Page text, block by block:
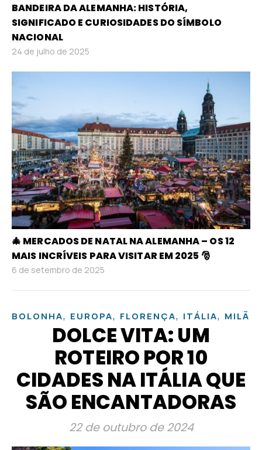
BANDEIRA DA ALEMANHA: HISTÓRIA,
SIGNIFICADO E CURIOSIDADES DO SÍMBOLO
NACIONAL
24 de julho de 2025
🎄 MERCADOS DE NATAL NA ALEMANHA – OS 12
MAIS INCRÍVEIS PARA VISITAR EM 2025 🎅
6 de setembro de 2025
BOLONHA, EUROPA, FLORENÇA, ITÁLIA, MILÃO
DOLCE VITA: UM
ROTEIRO POR 10
CIDADES NA ITÁLIA QUE
SÃO ENCANTADORAS
22 de outubro de 2024